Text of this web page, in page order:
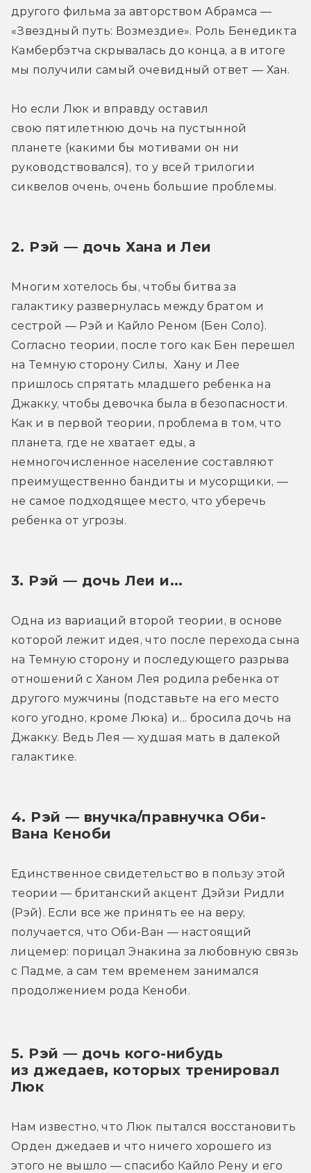
другого фильма за авторством Абрамса —
«Звездный путь: Возмездие». Роль Бенедикта
Камбербэтча скрывалась до конца, а в итоге
мы получили самый очевидный ответ — Хан.
Но если Люк и вправду оставил
свою пятилетнюю дочь на пустынной
планете (какими бы мотивами он ни
руководствовался), то у всей трилогии
сиквелов очень, очень большие проблемы.
2. Рэй — дочь Хана и Леи
Многим хотелось бы, чтобы битва за
галактику развернулась между братом и
сестрой — Рэй и Кайло Реном (Бен Соло).
Согласно теории, после того как Бен перешел
на Темную сторону Силы,  Хану и Лее
пришлось спрятать младшего ребенка на
Джакку, чтобы девочка была в безопасности.
Как и в первой теории, проблема в том, что
планета, где не хватает еды, а
немногочисленное население составляют
преимущественно бандиты и мусорщики, —
не самое подходящее место, что уберечь
ребенка от угрозы.
3. Рэй — дочь Леи и...
Одна из вариаций второй теории, в основе
которой лежит идея, что после перехода сына
на Темную сторону и последующего разрыва
отношений с Ханом Лея родила ребенка от
другого мужчины (подставьте на его место
кого угодно, кроме Люка) и... бросила дочь на
Джакку. Ведь Лея — худшая мать в далекой
галактике.
4. Рэй — внучка/правнучка Оби-
Вана Кеноби
Единственное свидетельство в пользу этой
теории — британский акцент Дэйзи Ридли
(Рэй). Если все же принять ее на веру,
получается, что Оби-Ван — настоящий
лицемер: порицал Энакина за любовную связь
с Падме, а сам тем временем занимался
продолжением рода Кеноби.
5. Рэй — дочь кого-нибудь
из джедаев, которых тренировал
Люк
Нам известно, что Люк пытался восстановить
Орден джедаев и что ничего хорошего из
этого не вышло — спасибо Кайло Рену и его